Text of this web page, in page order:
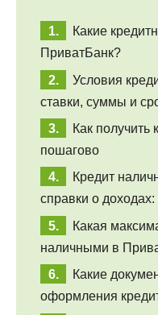
Какие
ПриватБанк?
Условия
ставки, суммы и
Как получить
пошагово
Кредит
справки о доходах:
Какая
наличными в
Какие
оформления